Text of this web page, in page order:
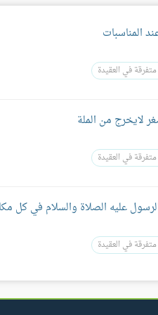
المناسبات
في العقيدة
لايخرج من الملة
في العقيدة
عليه الصلاة والسلام في كل
في العقيدة